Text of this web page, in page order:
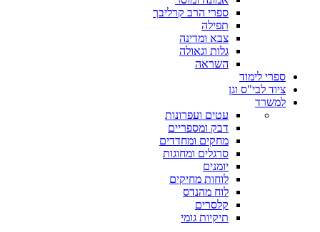
ספרי הרב קרליבך
תפילה
צבא ומדינה
גלות וגאולה
השראה
ספרי לימוד
ציוד לבי"ס וגן
למשרד
עטים ועפרונות
דבק ומספריים
מחקים ומחדדים
סרגלים ומחוגות
יומנים
לוחות מחיקים
לוח מהנדס
קלסרים
תיקיות גומי